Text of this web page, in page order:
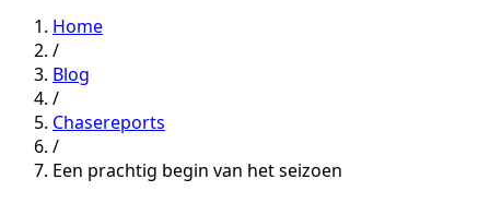
Home
/
Blog
/
Chasereports
/
Een prachtig begin van het seizoen